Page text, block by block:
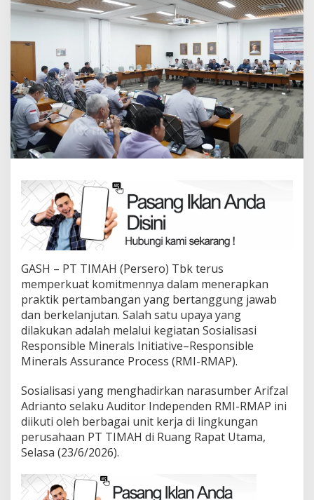
GASH – PT TIMAH (Persero) Tbk terus
memperkuat komitmennya dalam menerapkan
praktik pertambangan yang bertanggung jawab
dan berkelanjutan. Salah satu upaya yang
dilakukan adalah melalui kegiatan Sosialisasi
Responsible Minerals Initiative–Responsible
Minerals Assurance Process (RMI-RMAP).
Sosialisasi yang menghadirkan narasumber Arifzal
Adrianto selaku Auditor Independen RMI-RMAP ini
diikuti oleh berbagai unit kerja di lingkungan
perusahaan PT TIMAH di Ruang Rapat Utama,
Selasa (23/6/2026).